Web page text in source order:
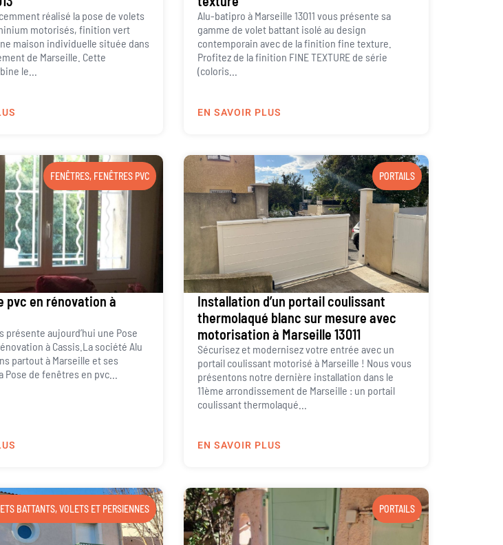
réalisé la pose de volets
motorisés, finition vert
maison individuelle située dans
de Marseille. Cette
le...
Alu-batipro à Marseille 13011 vous présente sa
gamme de volet battant isolé au design
contemporain avec de la finition fine texture.
Profitez de la finition FINE TEXTURE de série
(coloris...
EN SAVOIR PLUS
FENÊTRES, FENÊTRES PVC
pvc en rénovation à
présente aujourd’hui une Pose
à Cassis.La société Alu
partout à Marseille et ses
de fenêtres en pvc...
PORTAILS
Installation d’un portail coulissant
thermolaqué blanc sur mesure avec
motorisation à Marseille 13011
Sécurisez et modernisez votre entrée avec un
portail coulissant motorisé à Marseille ! Nous vous
présentons notre dernière installation dans le
11ème arrondissement de Marseille : un portail
coulissant thermolaqué...
EN SAVOIR PLUS
BATTANTS,VOLETS ET PERSIENNES PORTAILS